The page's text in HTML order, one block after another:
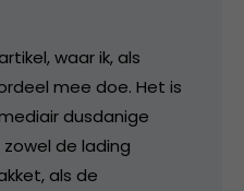
waar ik, als
mee doe. Het is
dusdanige
de lading
als de